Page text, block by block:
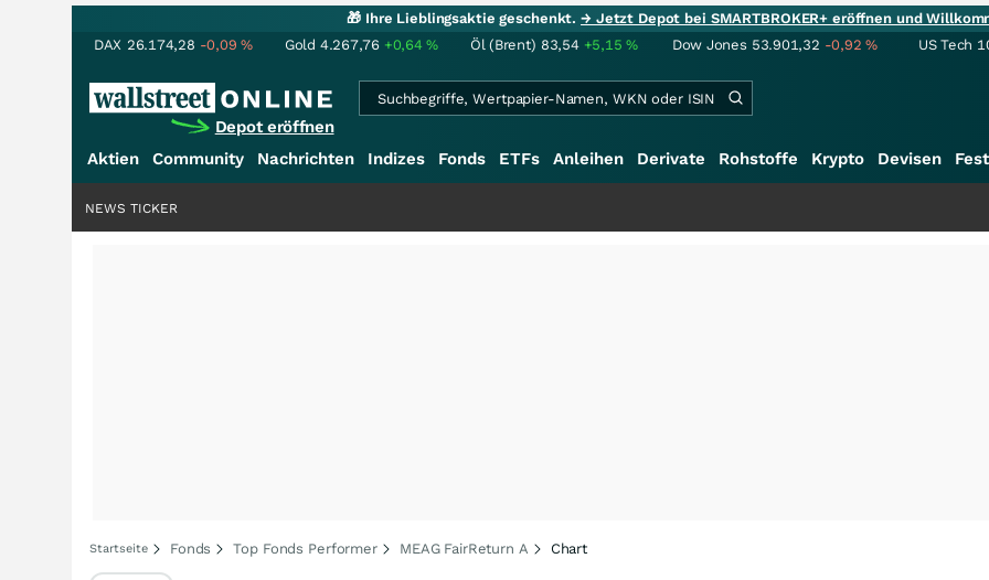
🎁 Ihre Lieblingsaktie geschenkt.→ Jetzt Depot bei SMARTBROKER+ eröffnen und
DAX 26.174,28 -0,09% Gold 4.267,76 +0,64% Öl (Brent) 83,54 +5,15% Dow Jones 53.901,32 -0,92% US Tech
Depot eröffnen
Aktien Community Nachrichten Indizes Fonds ETFs Anleihen Derivate Rohstoffe Krypto Devisen
NEWS TICKER
Startseite Fonds Top Fonds Performer MEAG FairReturn A Chart